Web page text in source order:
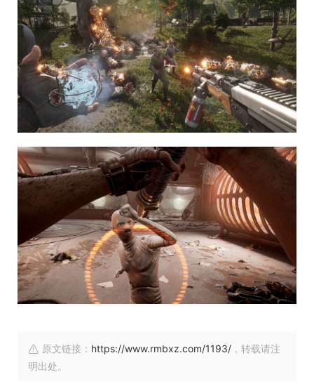
原文链接： https://www.rmbxz.com/1193/ ，转载请注
明出处。